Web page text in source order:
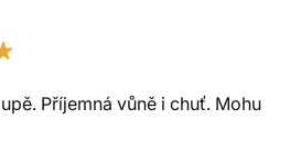
Příjemná vůně i chuť. Mohu